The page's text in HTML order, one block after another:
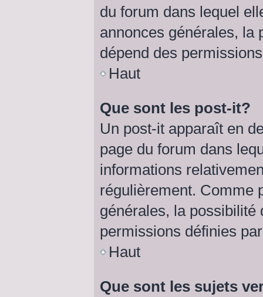
du forum dans lequel
annonces générales, la
dépend des
Haut
Que sont les post-it?
Un post-it apparaît en
page du forum dans
informations
régulièrement. Comme
générales, la possibilité
permissions définies
Haut
Que sont les sujets